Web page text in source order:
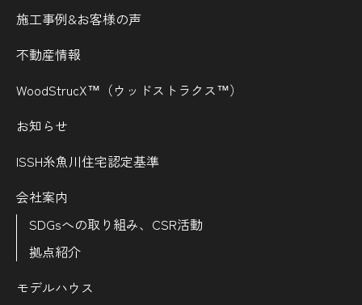
施工事例&お客様の声
不動産情報
WoodStrucX™（ウッドストラクス™）
お知らせ
ISSH糸魚川住宅認定基準
会社案内
SDGsへの取り組み、CSR活動
拠点紹介
モデルハウス